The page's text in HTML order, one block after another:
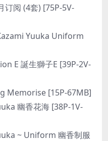
订阅 (4套) [75P-5V-
Yuuka Uniform
E 誕生獅子E [39P-2V-
Memorise [15P-67MB]
幽香花海 [38P-1V-
~ Uniform 幽香制服